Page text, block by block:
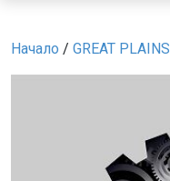
Начало / GREAT PLAINS